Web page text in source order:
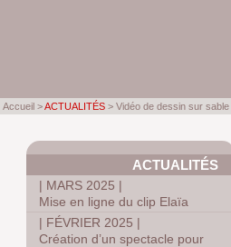
ACTUALITÉS
| MARS 2025 |
Mise en ligne du clip Elaïa
| FÉVRIER 2025 |
Création d’un spectacle pour
Accueil >ACTUALITÉS > Vidéo de dessin sur